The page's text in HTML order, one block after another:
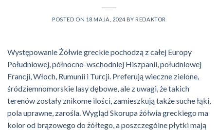
POSTED ON 18 MAJA, 2024 BY REDAKTOR
Występowanie Żółwie greckie pochodzą z całej Europy
Południowej, północno-wschodniej Hiszpanii, południowej
Francji, Włoch, Rumunii i Turcji. Preferują wieczne zielone,
śródziemnomorskie lasy dębowe, ale z uwagi, że takich
terenów zostały znikome ilości, zamieszkują także suche łąki,
pola uprawne, zarośla. Wygląd Skorupa żółwia greckiego ma
kolor od brązowego do żółtego, a poszczególne płytki mają